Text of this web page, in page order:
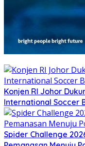
Konjen RI Johor
International Soccer
Spider Challenge